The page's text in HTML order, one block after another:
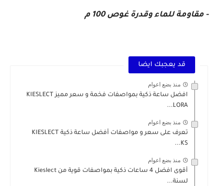
- مقاومة للماء وقدرة غوص 100 م
قد يعجبك ايضا
منذ بضع اعوام
افضل ساعة ذكية بمواصفات فخمة و سعر مميز KIESLECT
LORA...
منذ بضع اعوام
تعرف على سعر و مواصفات أفضل ساعة ذكية KIESLECT
KS...
منذ بضع اعوام
أقوى افضل 4 ساعات ذكية بمواصفات قوية من Kieslect
لسنة...